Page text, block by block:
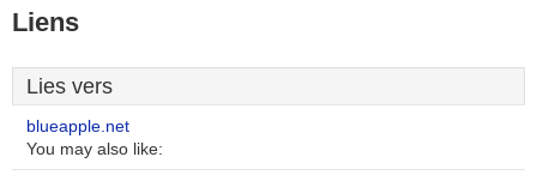
Liens
Lies vers
blueapple.net
You may also like: